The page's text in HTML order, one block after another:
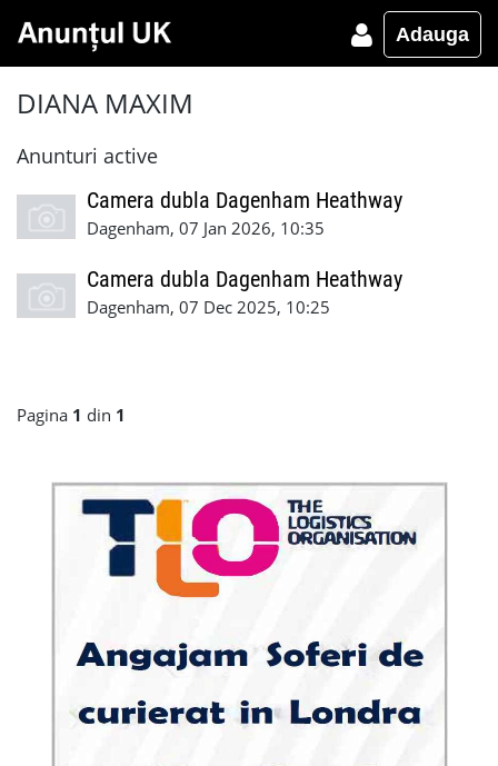
Adauga
DIANA MAXIM
Anunturi active
Camera dubla Dagenham Heathway
Dagenham, 07 Jan 2026, 10:35
Camera dubla Dagenham Heathway
Dagenham, 07 Dec 2025, 10:25
Pagina 1 din 1